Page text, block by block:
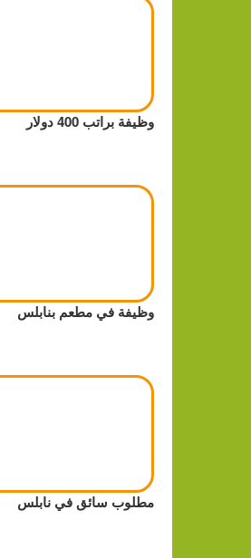
وظيفة براتب 400 دولار
وظيفة في مطعم بنابلس
مطلوب سائق في نابلس